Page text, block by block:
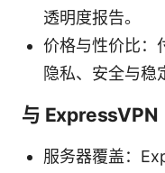
透明度报告。
价格与性价比：
隐私、安全与稳
与 ExpressVPN
服务器覆盖：